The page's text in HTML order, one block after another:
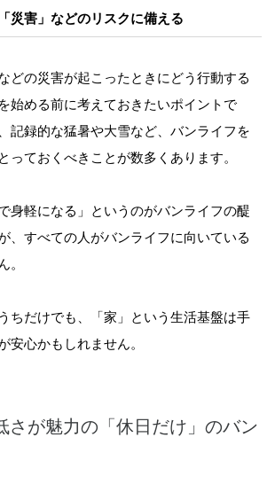
災害」などのリスクに備える
どの災害が起こったときにどう行動する
始める前に考えておきたいポイントで
記録的な猛暑や大雪など、バンライフを
っておくべきことが数多くあります。
身軽になる」というのがバンライフの醍
、すべての人がバンライフに向いている
。
ちだけでも、「家」という生活基盤は手
安心かもしれません。
さが魅力の「休日だけ」のバン